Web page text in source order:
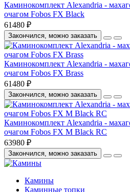
Каминокомплект Alexandria -
очагом Fobos FX Black
61480 ₽
Закончился, можно заказать
Каминокомплект Alexandria -
очагом Fobos FX Brass
61480 ₽
Закончился, можно заказать
Каминокомплект Alexandria -
очагом Fobos FX M Black RC
63980 ₽
Закончился, можно заказать
Камины
Каминные топки